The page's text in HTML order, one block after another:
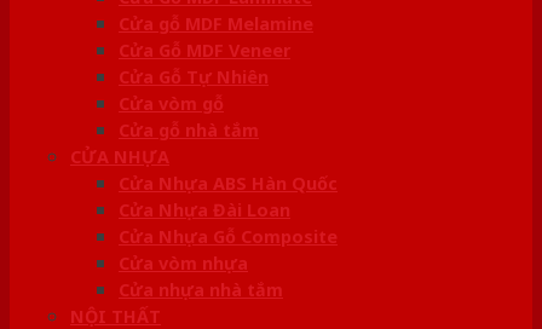
Cửa gỗ MDF Melamine
Cửa Gỗ MDF Veneer
Cửa Gỗ Tự Nhiên
Cửa vòm gỗ
Cửa gỗ nhà tắm
CỬA NHỰA
Cửa Nhựa ABS Hàn Quốc
Cửa Nhựa Đài Loan
Cửa Nhựa Gỗ Composite
Cửa vòm nhựa
Cửa nhựa nhà tắm
NỘI THẤT